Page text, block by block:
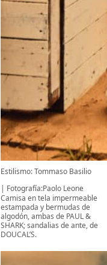
Estilismo: Tommaso Basilio
Fotografía:Paolo Leone
Camisa en tela impermeable
estampada y bermudas de
algodón, ambas de PAUL &
SHARK; sandalias de ante, de
DOUCAL’S.